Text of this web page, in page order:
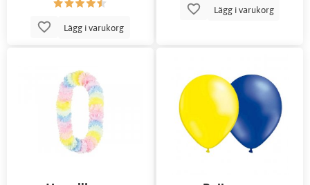
Lägg i varukorg
Lägg i varukorg